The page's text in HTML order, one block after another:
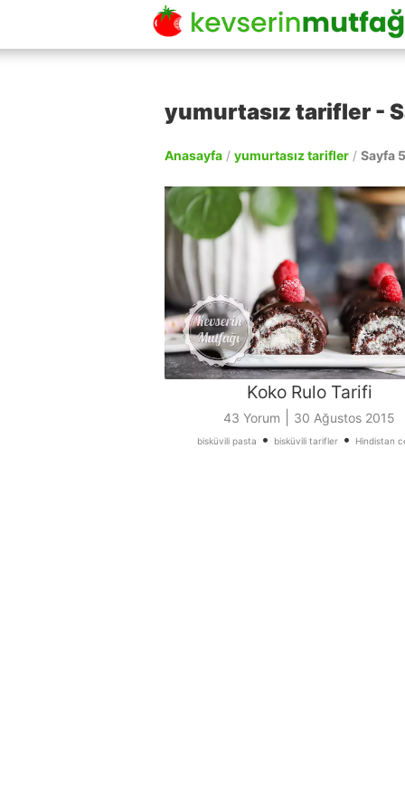
yumurtasız tarifler -
Anasayfa / yumurtasız tarifler / Sayfa 5
Koko Rulo Tarifi
43 Yorum 30 Ağustos 2015
bisküvili pasta • bisküvili tarifler• Hindistan